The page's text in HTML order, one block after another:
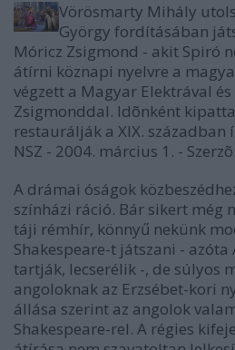
Vörösmarty Mihály
György fordításában
Móricz Zsigmond - akit Spiró
átírni köznapi nyelvre a
végzett a Magyar Elektrával és
Zsigmonddal. Idõnként
restaurálják a XIX.
NSZ - 2004. március 1. -
A drámai óságok
színházi ráció. Bár sikert még
táji rémhír, könnyű nekünk
Shakespeare-t játszani -
tartják, lecserélik -, de súlyos
angoloknak az Erzsébet-kori
állása szerint az angolok
Shakespeare-rel. A régies